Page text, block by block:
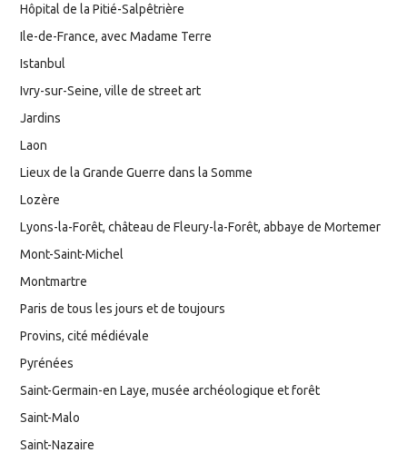
Hôpital de la Pitié-Salpêtrière
Ile-de-France, avec Madame Terre
Istanbul
Ivry-sur-Seine, ville de street art
Jardins
Laon
Lieux de la Grande Guerre dans la Somme
Lozère
Lyons-la-Forêt, château de Fleury-la-Forêt, abbaye de Mortemer
Mont-Saint-Michel
Montmartre
Paris de tous les jours et de toujours
Provins, cité médiévale
Pyrénées
Saint-Germain-en Laye, musée archéologique et forêt
Saint-Malo
Saint-Nazaire